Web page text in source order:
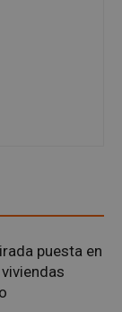
puesta en